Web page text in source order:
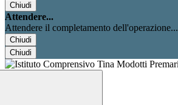
Chiudi
Attendere...
Attendere il completamento dell'operazione...
Chiudi
Chiudi